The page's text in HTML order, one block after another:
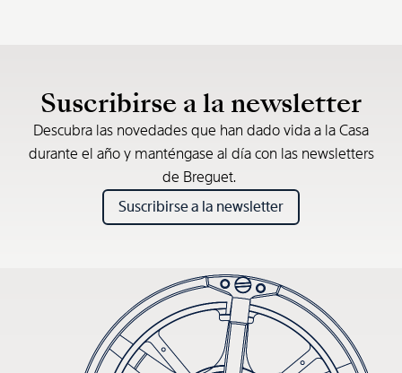
Suscribirse a la newsletter
Descubra las novedades que han dado vida a la Casa
durante el año y manténgase al día con las newsletters
de Breguet.
Suscribirse a la newsletter